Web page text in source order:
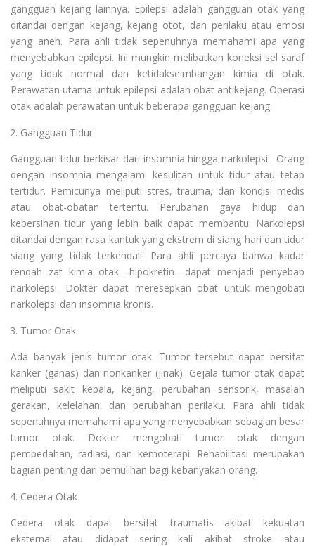
gangguan kejang lainnya. Epilepsi adalah gangguan otak yang
ditandai dengan kejang, kejang otot, dan perilaku atau emosi
yang aneh. Para ahli tidak sepenuhnya memahami apa yang
menyebabkan epilepsi. Ini mungkin melibatkan koneksi sel saraf
yang tidak normal dan ketidakseimbangan kimia di otak.
Perawatan utama untuk epilepsi adalah obat antikejang. Operasi
otak adalah perawatan untuk beberapa gangguan kejang.
Gangguan Tidur
Gangguan tidur berkisar dari insomnia hingga narkolepsi. Orang
dengan insomnia mengalami kesulitan untuk tidur atau tetap
tertidur. Pemicunya meliputi stres, trauma, dan kondisi medis
atau obat-obatan tertentu. Perubahan gaya hidup dan
kebersihan tidur yang lebih baik dapat membantu. Narkolepsi
ditandai dengan rasa kantuk yang ekstrem di siang hari dan tidur
siang yang tidak terkendali. Para ahli percaya bahwa kadar
rendah zat kimia otak—hipokretin—dapat menjadi penyebab
narkolepsi. Dokter dapat meresepkan obat untuk mengobati
narkolepsi dan insomnia kronis.
Tumor Otak
Ada banyak jenis tumor otak. Tumor tersebut dapat bersifat
kanker (ganas) dan nonkanker (jinak). Gejala tumor otak dapat
meliputi sakit kepala, kejang, perubahan sensorik, masalah
gerakan, kelelahan, dan perubahan perilaku. Para ahli tidak
sepenuhnya memahami apa yang menyebabkan sebagian besar
tumor otak. Dokter mengobati tumor otak dengan
pembedahan, radiasi, dan kemoterapi. Rehabilitasi merupakan
bagian penting dari pemulihan bagi kebanyakan orang.
Cedera Otak
Cedera otak dapat bersifat traumatis—akibat kekuatan
eksternal—atau didapat—sering kali akibat stroke atau